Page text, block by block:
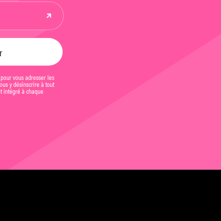
vous adresser les
y désinscrire à tout
intégré à chaque